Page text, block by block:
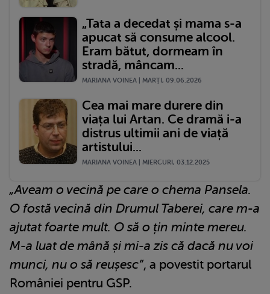
„Tata a decedat și mama s-a
apucat să consume alcool.
Eram bătut, dormeam în
stradă, mâncam...
MARIANA VOINEA | MARŢI, 09.06.2026
Cea mai mare durere din
viața lui Artan. Ce dramă i-a
distrus ultimii ani de viață
artistului...
MARIANA VOINEA | MIERCURI, 03.12.2025
„Aveam o vecină pe care o chema Pansela.
O fostă vecină din Drumul Taberei, care m-a
ajutat foarte mult. O să o țin minte mereu.
M-a luat de mână și mi-a zis că dacă nu voi
munci, nu o să reușesc”, a povestit portarul
României pentru GSP.